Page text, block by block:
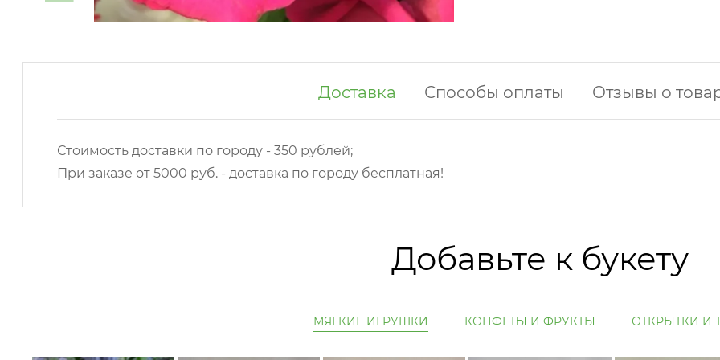
Доставка Способы оплаты Отзывы о
Стоимость доставки по городу - 350 рублей;
При заказе от 5000 руб. - доставка по городу бесплатная!
Добавьте к букету
МЯГКИЕ ИГРУШКИ КОНФЕТЫ И ФРУКТЫ ОТКРЫТКИ И